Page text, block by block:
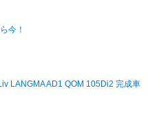
今！
LANGMA AD1 QOM 105Di2 完成車